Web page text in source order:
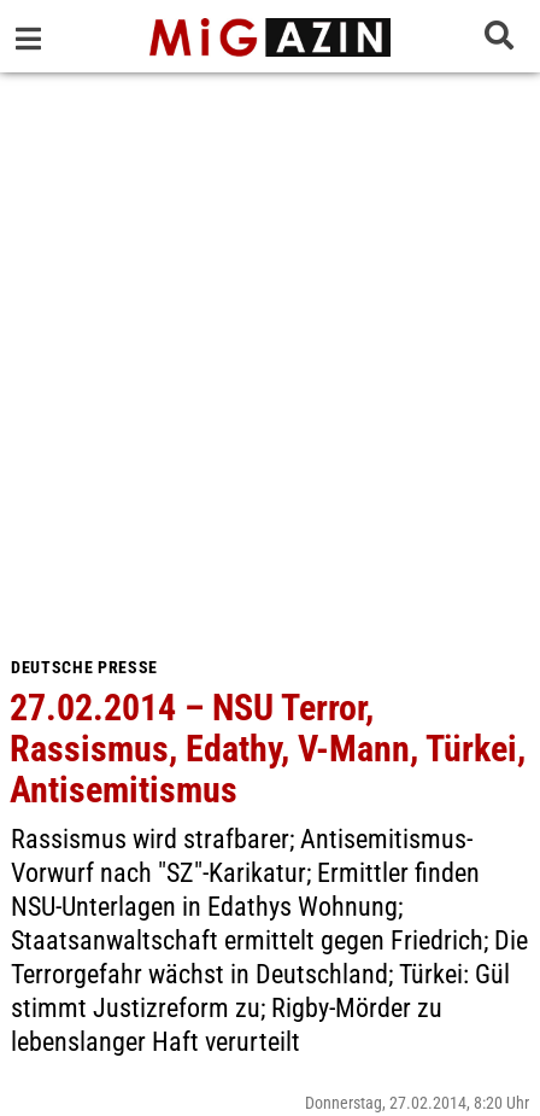
DEUTSCHE PRESSE
27.02.2014 – NSU Terror,
Rassismus, Edathy, V-Mann, Türkei,
Antisemitismus
Rassismus wird strafbarer; Antisemitismus-
Vorwurf nach "SZ"-Karikatur; Ermittler finden
NSU-Unterlagen in Edathys Wohnung;
Staatsanwaltschaft ermittelt gegen Friedrich; Die
Terrorgefahr wächst in Deutschland; Türkei: Gül
stimmt Justizreform zu; Rigby-Mörder zu
lebenslanger Haft verurteilt
Donnerstag, 27.02.2014, 8:20 Uhr